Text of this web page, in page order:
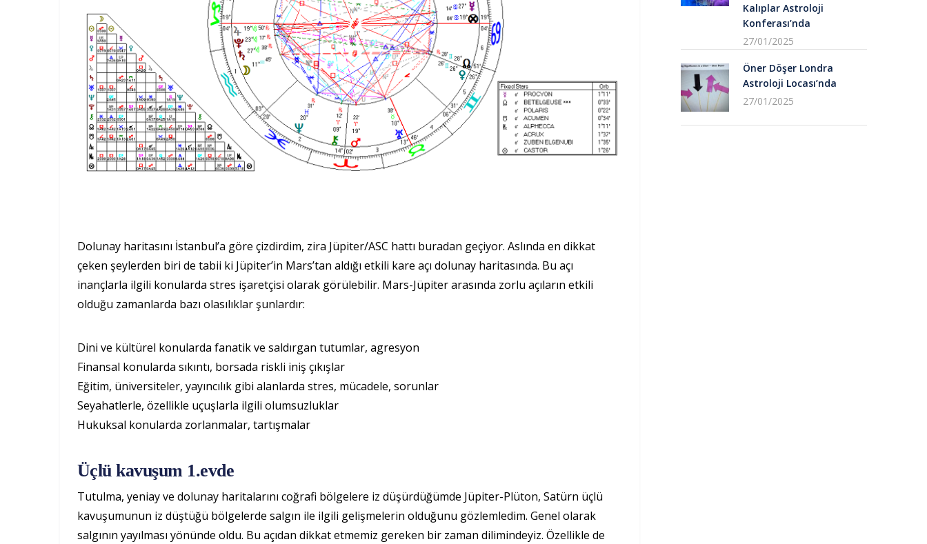
Dolunay haritasını İstanbul’a göre çizdirdim, zira Jüpiter/ASC hattı buradan geçiyor. Aslında en dikkat
çeken şeylerden biri de tabii ki Jüpiter’in Mars’tan aldığı etkili kare açı dolunay haritasında. Bu açı
inançlarla ilgili konularda stres işaretçisi olarak görülebilir. Mars-Jüpiter arasında zorlu açıların etkili
olduğu zamanlarda bazı olasılıklar şunlardır:
Dini ve kültürel konularda fanatik ve saldırgan tutumlar, agresyon
Finansal konularda sıkıntı, borsada riskli iniş çıkışlar
Eğitim, üniversiteler, yayıncılık gibi alanlarda stres, mücadele, sorunlar
Seyahatlerle, özellikle uçuşlarla ilgili olumsuzluklar
Hukuksal konularda zorlanmalar, tartışmalar
Üçlü kavuşum 1.evde
Tutulma, yeniay ve dolunay haritalarını coğrafi bölgelere iz düşürdüğümde Jüpiter-Plüton, Satürn üçlü
kavuşumunun iz düştüğü bölgelerde salgın ile ilgili gelişmelerin olduğunu gözlemledim. Genel olarak
salgının yayılması yönünde oldu. Bu açıdan dikkat etmemiz gereken bir zaman dilimindeyiz. Özellikle de
Kalıplar Astroloji
Konferası’nda
27/01/2025
Öner Döşer Londra
Astroloji Locası’nda
27/01/2025